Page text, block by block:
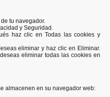
tu navegador.
y Seguridad.
haz clic en Todas las cookies y
eliminar y haz clic en Eliminar.
eliminar todas las cookies en
almacenen en su navegador web: